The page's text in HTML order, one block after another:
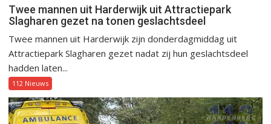
Twee mannen uit Harderwijk uit Attractiepark
Slagharen gezet na tonen geslachtsdeel
Twee mannen uit Harderwijk zijn donderdagmiddag uit
Attractiepark Slagharen gezet nadat zij hun geslachtsdeel
hadden laten...
112 Nieuws